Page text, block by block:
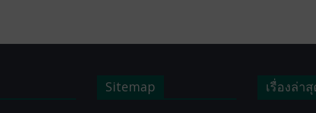
Sitemap เรื่องล่า